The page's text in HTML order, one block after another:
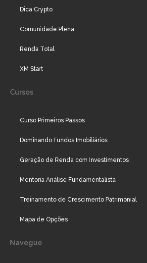
Dica Crypto
Comunidade Plena
Renda Total
XM Start
Cursos
Curso Primeiros Passos
Dominando Fundos Imobiliários
Geração de Renda com Investimentos
Mentoria Análise Fundamentalista
Treinamento de Crescimento Patrimonial
Mapa de Opções
Navegue